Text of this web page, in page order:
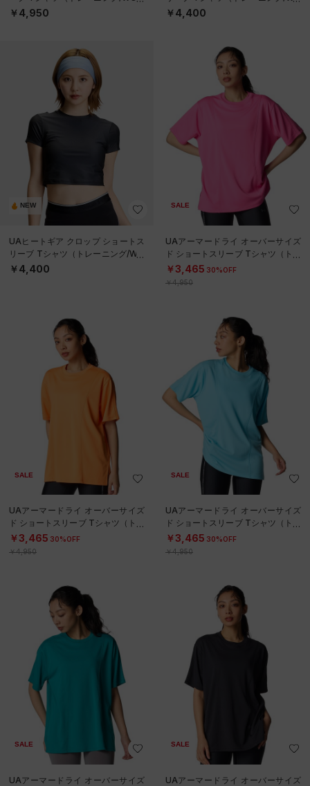
EN）
￥4,950
MEN）
￥4,400
NEW
UAヒートギア クロップ ショートス
リーブ Tシャツ（トレーニング/WO
MEN）
￥4,400
SALE
UAアーマードライ オーバーサイズ
ド ショートスリーブ Tシャツ（トレ
ーニング/WOMEN）
￥3,465 30%OFF
￥4,950
SALE
UAアーマードライ オーバーサイズ
ド ショートスリーブ Tシャツ（トレ
ーニング/WOMEN）
￥3,465 30%OFF
￥4,950
SALE
UAアーマードライ オーバーサイズ
ド ショートスリーブ Tシャツ（トレ
ーニング/WOMEN）
￥3,465 30%OFF
￥4,950
SALE
UAアーマードライ オーバーサイズ
SALE
UAアーマードライ オーバーサイズ